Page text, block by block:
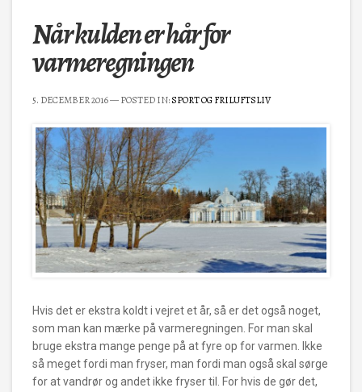
Når kulden er hår for
varmeregningen
5. DECEMBER 2016— POSTED IN:SPORT OG FRILUFTSLIV
Hvis det er ekstra koldt i vejret et år, så er det også noget,
som man kan mærke på varmeregningen. For man skal
bruge ekstra mange penge på at fyre op for varmen. Ikke
så meget fordi man fryser, man fordi man også skal sørge
for at vandrørog andet ikke fryser til. For hvis de gør det,